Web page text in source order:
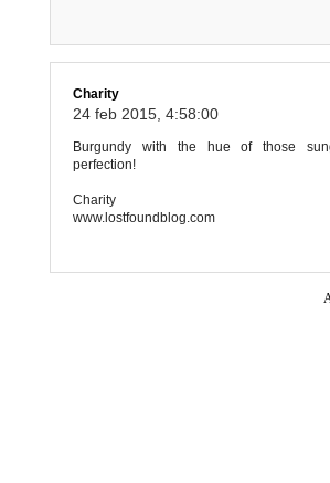
Charity
24 feb 2015, 4:58:00
Burgundy with the hue of those
perfection!
Charity
www.lostfoundblog.com